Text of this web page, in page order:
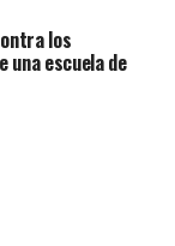
los
una escuela de